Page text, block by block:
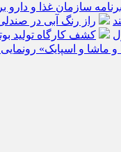
برنامه سازمان غذا و
راز رنگ آبی در
کشف کارگاه تولید
و ماشا و اسپایک»